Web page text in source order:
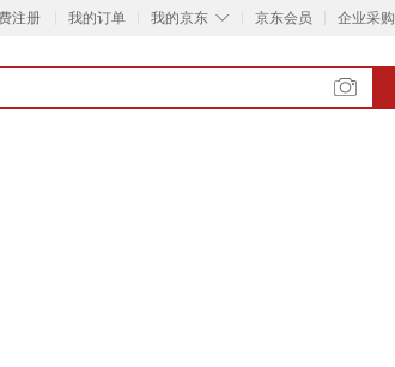
注册 我的订单 ◇
我的京东 京东会员 企业采购